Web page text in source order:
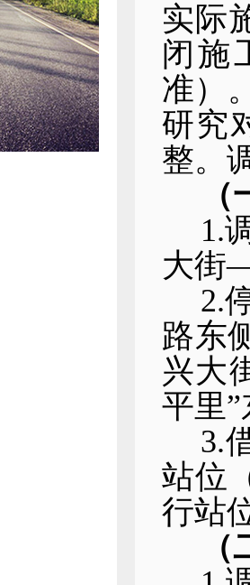
实际
闭施
准）
研究
整。
（
1.
大街
2.
路东
兴大
平里
3.
站位
行站
（